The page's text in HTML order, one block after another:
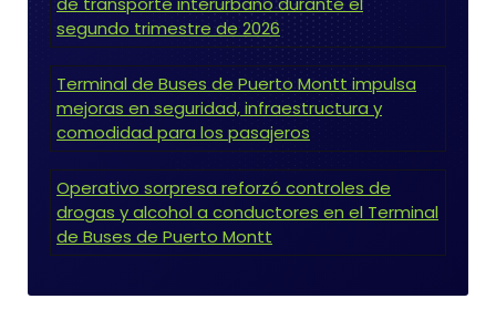
segundo trimestre de 2026
Terminal de Buses de Puerto Montt impulsa
mejoras en seguridad, infraestructura y
comodidad para los pasajeros
Operativo sorpresa reforzó controles de
drogas y alcohol a conductores en el Terminal
de Buses de Puerto Montt